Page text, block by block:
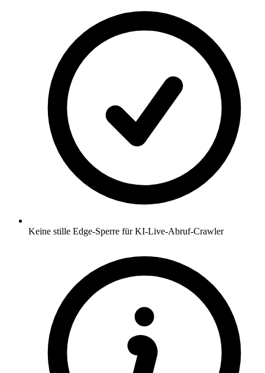
Keine stille Edge-Sperre für KI-Live-Abruf-Crawler